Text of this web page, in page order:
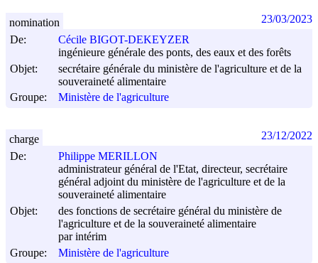
De:
Cécile BIGOT-DEKEYZER
ingénieure générale des ponts, des eaux et des forêts
Objet:
secrétaire générale du ministère de l'agriculture et de la
souveraineté alimentaire
Groupe:
Ministère de l'agriculture
nomination 23/03/2023
De:
Philippe MERILLON
administrateur général de l'Etat, directeur, secrétaire
général adjoint du ministère de l'agriculture et de la
souveraineté alimentaire
Objet:
des fonctions de secrétaire général du ministère de
l'agriculture et de la souveraineté alimentaire
par intérim
Groupe:
Ministère de l'agriculture
charge 23/12/2022